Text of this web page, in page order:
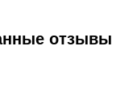
отзывы